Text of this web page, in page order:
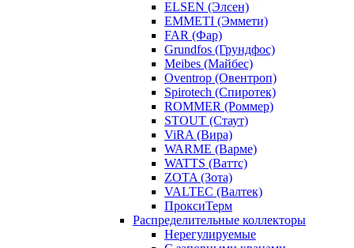
ELSEN (Элсен)
EMMETI (Эммети)
FAR (Фар)
Grundfos (Грундфос)
Meibes (Майбес)
Oventrop (Овентроп)
Spirotech (Спиротек)
ROMMER (Роммер)
STOUT (Стаут)
ViRA (Вира)
WARME (Варме)
WATTS (Ваттс)
ZOTA (Зота)
VALTEC (Валтек)
ПроксиТерм
Распределительные коллекторы
Нерегулируемые